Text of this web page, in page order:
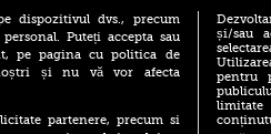
(P)
dispozitivul dvs., precum
Puteți accepta sau
pe pagina cu politica de
și nu vă vor afecta
partenere, precum si
și/sau
pentru
limitate